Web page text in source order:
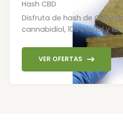
Hash CBD
Disfruta de hash de CBD
cannabidiol, 100% legal y
VER OFERTAS